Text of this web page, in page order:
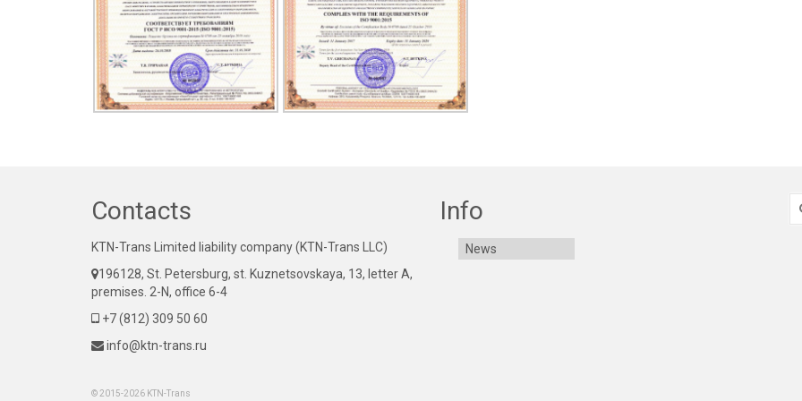
Contacts
KTN-Trans Limited liability company (KTN-Trans LLC)
196128, St. Petersburg, st. Kuznetsovskaya, 13, letter A,
premises. 2-N, office 6-4
+7 (812) 309 50 60
info@ktn-trans.ru
Info
News
© 2015-2026 KTN-Trans